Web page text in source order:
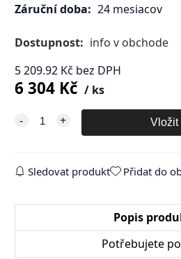
Záruční doba: 24 mesiacov
Dostupnost: info v obchode
5 209.92Kč bez DPH
6 304Kč ks
Sledovat produkt Přidat do
Popis
Potřebujete